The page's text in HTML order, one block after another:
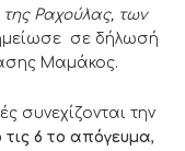
Ραχούλας, των
σε δήλωσή
Μαμάκος.
συνεχίζονται την
6 το απόγευμα,